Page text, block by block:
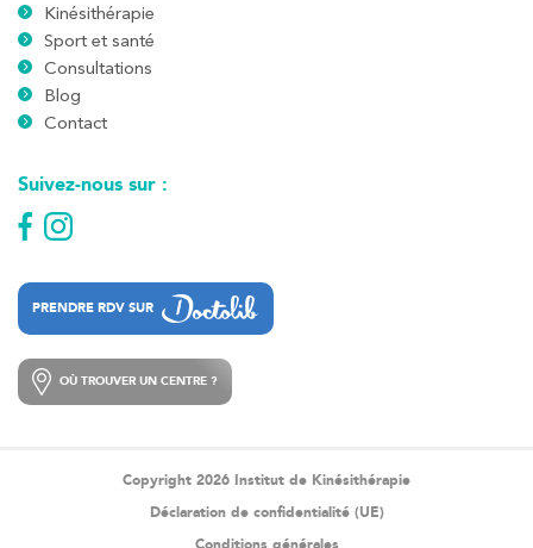
Kinésithérapie
Sport et santé
Consultations
Blog
Contact
Suivez-nous sur :
PRENDRE RDV SUR
OÙ TROUVER UN CENTRE ?
Copyright 2026 Institut de Kinésithérapie
Déclaration de confidentialité (UE)
Conditions générales